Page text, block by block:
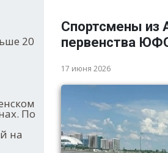
20
По
на
Спортсмены из
первенства
17 июня 2026